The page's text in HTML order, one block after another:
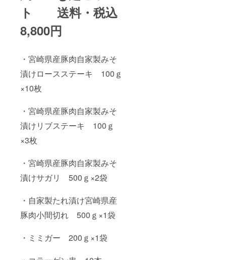
ト 送料・税込
8,800円
・宮崎県産豚肉自家製みそ
漬けロースステーキ 100ｇ
×10枚
・宮崎県産豚肉自家製みそ
漬けリブステーキ 100ｇ
×3枚
・宮崎県産豚肉自家製みそ
漬けサガリ 500ｇ×2袋
・自家製たれ漬け宮崎県産
豚肉小間切れ 500ｇ×1袋
・ミミガー 200ｇ×1袋